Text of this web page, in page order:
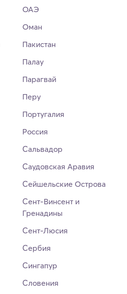
ОАЭ
Оман
Пакистан
Палау
Парагвай
Перу
Португалия
Россия
Сальвадор
Саудовская Аравия
Сейшельские Острова
Сент-Винсент и
Гренадины
Сент-Люсия
Сербия
Сингапур
Словения